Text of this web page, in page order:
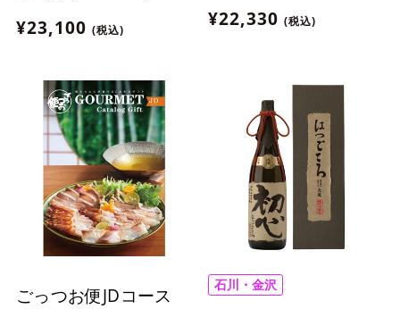
［NP17014］
¥23,100 (税込)
¥22,330 (税込)
ごっつお便JDコース
石川・金沢